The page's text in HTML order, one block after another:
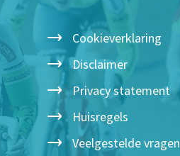
Cookieverklaring
Disclaimer
Privacy statement
Huisregels
Veelgestelde vragen